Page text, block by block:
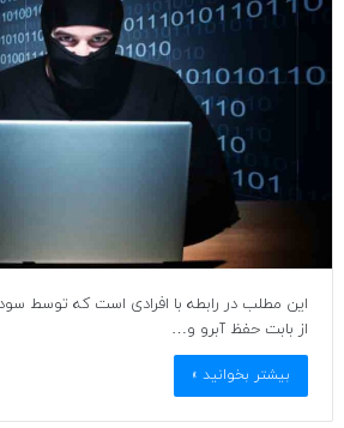
این مطلب در رابطه با افرادی است که توسط
از بابت حفظ آبرو و…
بیشتر بخوانید »